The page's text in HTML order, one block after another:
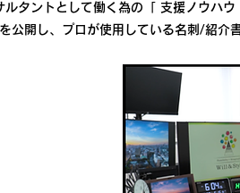
ルタントとして働く為の「 支援ノウハ
公開し、プロが使用している名刺/紹介